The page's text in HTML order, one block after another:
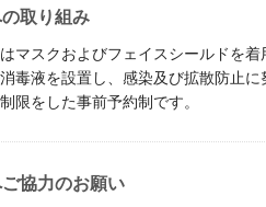
取り組み
マスクおよびフェイスシールドを着
毒液を設置し、感染及び拡散防止に
限をした事前予約制です。
協力のお願い